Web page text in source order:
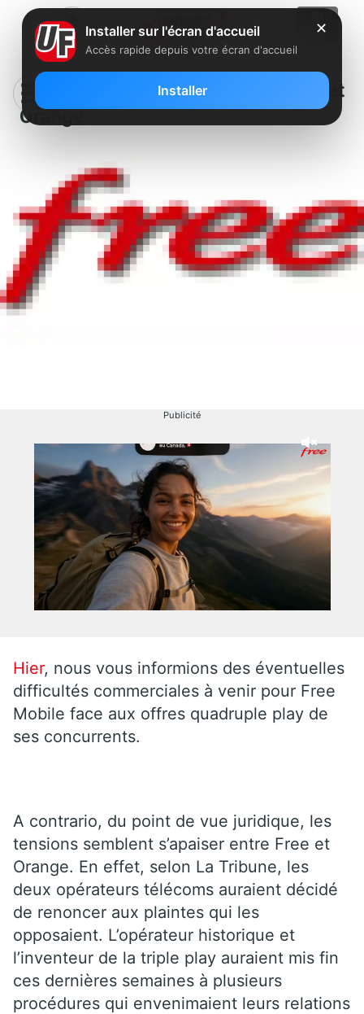
Fin du combat juridique entre Free et
Orange
Publicité
Hier, nous vous informions des éventuelles
difficultés commerciales à venir pour Free
Mobile face aux offres quadruple play de
ses concurrents.
A contrario, du point de vue juridique, les
tensions semblent s’apaiser entre Free et
Orange. En effet, selon La Tribune, les
deux opérateurs télécoms auraient décidé
de renoncer aux plaintes qui les
opposaient. L’opérateur historique et
l’inventeur de la triple play auraient mis fin
ces dernières semaines à plusieurs
procédures qui envenimaient leurs relations
✕
Installer sur l'écran d'accueil
Accès rapide depuis votre écran d'accueil
Installer